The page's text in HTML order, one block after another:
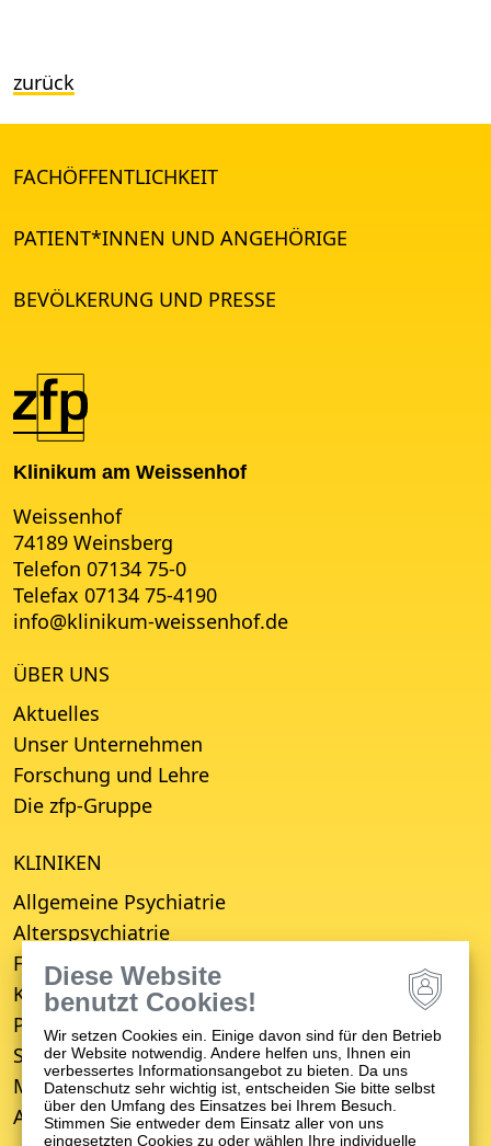
zurück
FACHÖFFENTLICHKEIT
PATIENT*INNEN UND ANGEHÖRIGE
BEVÖLKERUNG UND PRESSE
Klinikum am Weissenhof
ÜBER UNS
Aktuelles
Unser Unternehmen
Forschung und Lehre
Die zfp-Gruppe
KLINIKEN
Allgemeine Psychiatrie
Alterspsychiatrie
Forensische Psychiatrie
Kinder- und Jugendpsychiatrie
Psychosomatische Medizin
Suchttherapie
Medizinisches Versorgungszentrum (MVZ)
Ambulanter Psychiatrischer Pflegedienst (APP)
Weissenhof
74189 Weinsberg
Telefon 07134 75-0
Telefax 07134 75-4190
info@klinikum-weissenhof.de
Diese Website
benutzt Cookies!
Wir setzen Cookies ein. Einige davon sind für den Betrieb
der Website notwendig. Andere helfen uns, Ihnen ein
verbessertes Informationsangebot zu bieten. Da uns
Datenschutz sehr wichtig ist, entscheiden Sie bitte selbst
über den Umfang des Einsatzes bei Ihrem Besuch.
Stimmen Sie entweder dem Einsatz aller von uns
eingesetzten Cookies zu oder wählen Ihre individuelle